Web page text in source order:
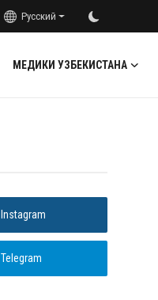
Русский
МЕДИКИ УЗБЕКИСТАНА
Instagram
Telegram